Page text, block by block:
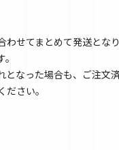
せてまとめて発送となり
なった場合も、ご注文
さい。